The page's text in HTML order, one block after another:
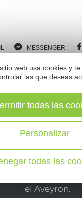
MESSENGER
No se
mensual
déjese
disfrutar de
el Aveyron.
web usa cookies y te
las que deseas
todas las
Personalizar
todas las